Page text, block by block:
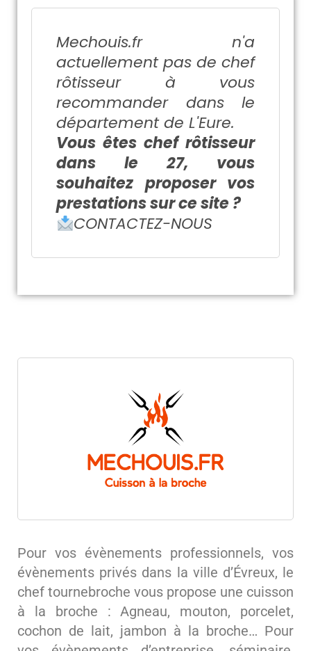
Mechouis.frn'a
actuellement pas de chef
rôtisseur à vous
recommander dans le
département de L'Eure.
Vous êtes chef rôtisseur
dans le 27, vous
souhaitez proposer vos
prestations sur ce site ?
CONTACTEZ-NOUS
Pour vos évènements professionnels, vos
évènements privés dans la ville d’Évreux, le
chef tournebroche vous propose une cuisson
à la broche : Agneau, mouton, porcelet,
cochon de lait, jambon à la broche… Pour